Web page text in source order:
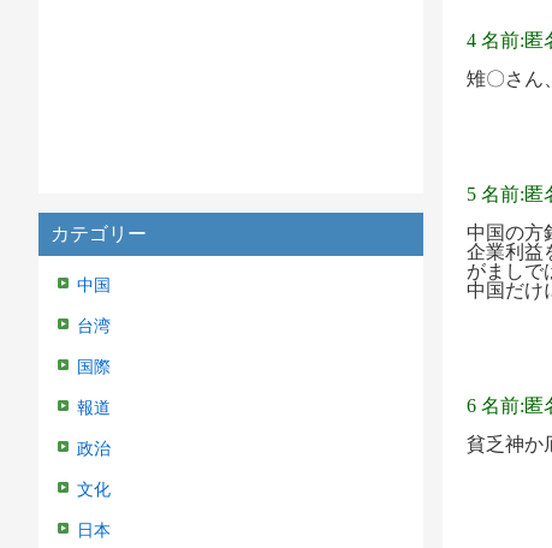
カテゴリー
中国
台湾
国際
報道
政治
文化
日本
4 名前:匿
雉〇さん
5 名前:匿
中国の方
企業利益
がましで
中国だけ
6 名前:匿
貧乏神か